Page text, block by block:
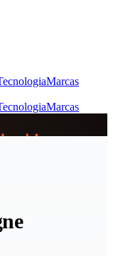
Marcas
Marcas